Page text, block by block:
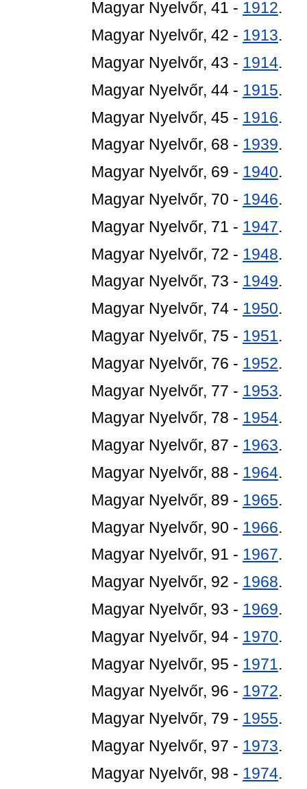
Magyar Nyelvőr, 41 - 1912.
Magyar Nyelvőr, 42 - 1913.
Magyar Nyelvőr, 43 - 1914.
Magyar Nyelvőr, 44 - 1915.
Magyar Nyelvőr, 45 - 1916.
Magyar Nyelvőr, 68 - 1939.
Magyar Nyelvőr, 69 - 1940.
Magyar Nyelvőr, 70 - 1946.
Magyar Nyelvőr, 71 - 1947.
Magyar Nyelvőr, 72 - 1948.
Magyar Nyelvőr, 73 - 1949.
Magyar Nyelvőr, 74 - 1950.
Magyar Nyelvőr, 75 - 1951.
Magyar Nyelvőr, 76 - 1952.
Magyar Nyelvőr, 77 - 1953.
Magyar Nyelvőr, 78 - 1954.
Magyar Nyelvőr, 87 - 1963.
Magyar Nyelvőr, 88 - 1964.
Magyar Nyelvőr, 89 - 1965.
Magyar Nyelvőr, 90 - 1966.
Magyar Nyelvőr, 91 - 1967.
Magyar Nyelvőr, 92 - 1968.
Magyar Nyelvőr, 93 - 1969.
Magyar Nyelvőr, 94 - 1970.
Magyar Nyelvőr, 95 - 1971.
Magyar Nyelvőr, 96 - 1972.
Magyar Nyelvőr, 79 - 1955.
Magyar Nyelvőr, 97 - 1973.
Magyar Nyelvőr, 98 - 1974.